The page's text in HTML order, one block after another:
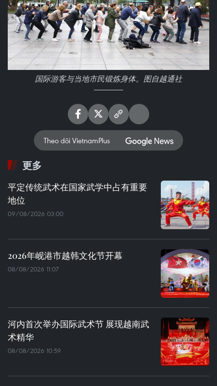
国际游客与当地市民锻炼身体。图自越通社
Theo dõi VietnamPlus
更多
平定传统武术在国家武学中占有重要
地位
09/08/2026 03:00
2026年岘港市越韩文化节开幕
08/08/2026 11:07
河内首次举办国际武术节 展现越南武
术精华
08/08/2026 10:59